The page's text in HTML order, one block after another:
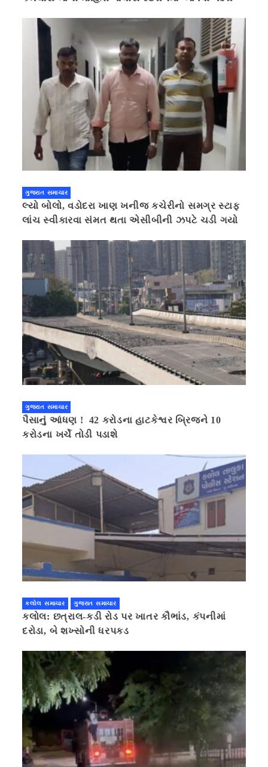
ગુજરાત સમાચાર
લ્યો બોલો, વડોદરા ખાણ ખનીજ કચેરીનો સમગ્ર સ્ટાફ
લાંચ સ્વીકારવા સંમત થતા એસીબીની ઝપટે ચડી ગયો
ગુજરાત સમાચાર
પૈસાનું આંધણ ! 42 કરોડના હાટકેશ્વર બ્રિજને 10
કરોડના ખર્ચે તોડી પડાશે
કલોલ સમાચાર ગુજરાત સમાચાર
કલોલ: છત્રાલ-કડી રોડ પર ખાતર કૌભાંડ, કંપનીમાં
દરોડા, બે શખ્સોની ધરપકડ